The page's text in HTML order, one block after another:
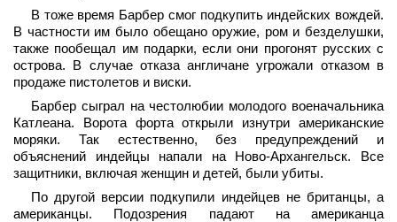
В тоже время Барбер смог подкупить индейских вождей.
В частности им было обещано оружие, ром и безделушки,
также пообещал им подарки, если они прогонят русских с
острова. В случае отказа англичане угрожали отказом в
продаже пистолетов и виски.
Барбер сыграл на честолюбии молодого военачальника
Катлеана. Ворота форта открыли изнутри американские
моряки. Так естественно, без предупреждений и
объяснений индейцы напали на Ново-Архангельск. Все
защитники, включая женщин и детей, были убиты.
По другой версии подкупили индейцев не британцы, а
американцы. Подозрения падают на американца